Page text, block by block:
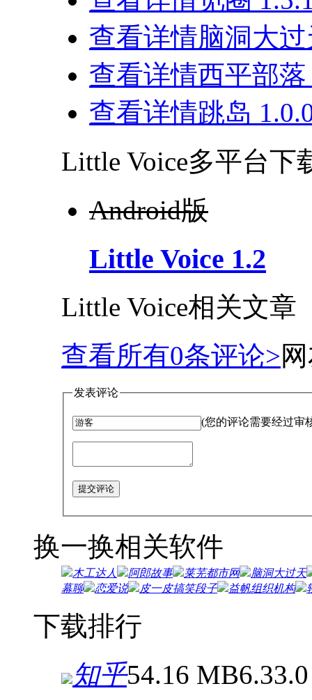
查看详情脑洞大
查看详情西平部落
查看详情跳岛
Little Voice多平台下
Android版
Little Voice 1.2
Little Voice相关文章
查看所有0条评论>
发表评论
(您的评论需要经过审
提交评论
换一换相关软件
木工达人 阿郎故事 莱芜都市网
脑洞大过天
幕聊
恋爱说 皮一皮搞笑段子 益帆组织机构
下载排行
知乎54.16 MB6.33.0